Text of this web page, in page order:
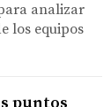
analizar
los equipos
puntos